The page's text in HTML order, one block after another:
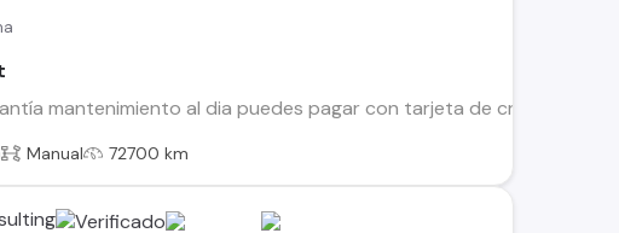
mantenimiento al dia puedes pagar con tarjeta de credito
Manual 72700 km